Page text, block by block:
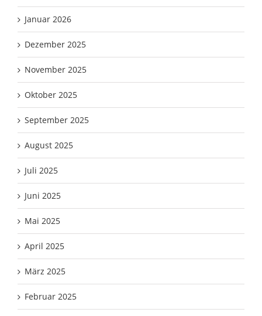
Januar 2026
Dezember 2025
November 2025
Oktober 2025
September 2025
August 2025
Juli 2025
Juni 2025
Mai 2025
April 2025
März 2025
Februar 2025